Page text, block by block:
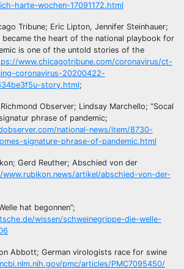
harte-wochen-17091172.html
Tribune; Eric Lipton, Jennifer Steinhauer;
became the heart of the national playbook for
is one of the untold stories of the
www.chicagotribune.com/coronavirus/ct-
coronavirus-20200422-
story.html;
Observer; Lindsay Marchello; “Socal
phrase of pandemic;
national-news/item/8730-
signature-phrase-of-pandemic.html
Gerd Reuther; Abschied von der
artikel/abschied-von-der-
hat begonnen”;
wissen/schweinegrippe-die-welle-
Abbott; German virologists race for swine
pmc/articles/PMC7095450/